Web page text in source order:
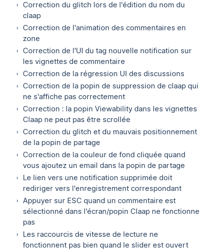
Correction du glitch lors de l'édition du nom du
claap
Correction de l'animation des commentaires en
zone
Correction de l'UI du tag nouvelle notification sur
les vignettes de commentaire
Correction de la régression UI des discussions
Correction de la popin de suppression de claap qui
ne s'affiche pas correctement
Correction : la popin Viewability dans les vignettes
Claap ne peut pas être scrollée
Correction du glitch et du mauvais positionnement
de la popin de partage
Correction de la couleur de fond cliquée quand
vous ajoutez un email dans la popin de partage
Le lien vers une notification supprimée doit
rediriger vers l'enregistrement correspondant
Appuyer sur ESC quand un commentaire est
sélectionné dans l'écran/popin Claap ne fonctionne
pas
Les raccourcis de vitesse de lecture ne
fonctionnent pas bien quand le slider est ouvert